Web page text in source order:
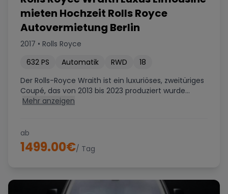
mieten Hochzeit Rolls Royce
Autovermietung Berlin
2017 • Rolls Royce
632 PS Automatik RWD
18
Der Rolls-Royce Wraith ist ein luxuriöses, zweitüriges
Coupé, das von 2013 bis 2023 produziert wurde...
Mehr anzeigen
ab
1499.00€/ Tag